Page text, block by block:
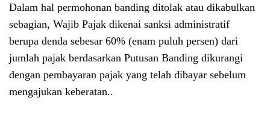
Dalam hal permohonan banding ditolak atau dikabulkan
sebagian, Wajib Pajak dikenai sanksi administratif
berupa denda sebesar 60% (enam puluh persen) dari
jumlah pajak berdasarkan Putusan Banding dikurangi
dengan pembayaran pajak yang telah dibayar sebelum
mengajukan keberatan..